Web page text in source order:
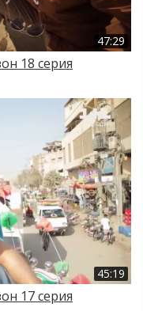
47:29
18 серия
45:19
17 серия